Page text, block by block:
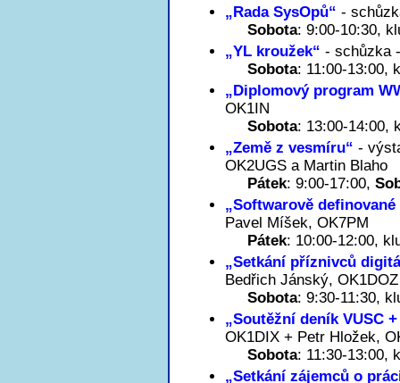
„Rada SysOpů“ -
Sobota: 9:00-10:30,
„YL kroužek“ - schůzka
Sobota: 11:00-13:00,
„Diplomový program
OK1IN
Sobota: 13:00-14:00,
„Země z vesmíru“ -
OK2UGS a Martin Blaho
Pátek: 9:00-17:00,
„Softwarově
Pavel Míšek, OK7PM
Pátek: 10:00-12:00,
„Setkání příznivců
Bedřich Jánský, OK1DOZ
Sobota: 9:30-11:30,
„Soutěžní deník VUSC
OK1DIX + Petr Hložek,
Sobota: 11:30-13:00,
„Setkání zájemců o